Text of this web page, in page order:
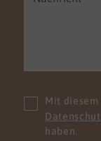
Mit diesem
haben.